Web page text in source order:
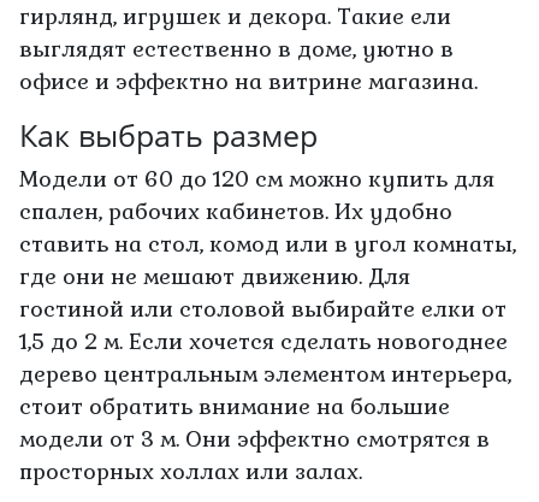
гирлянд, игрушек и декора. Такие ели
выглядят естественно в доме, уютно в
офисе и эффектно на витрине магазина.
Как выбрать размер
Модели от 60 до 120 см можно купить для
спален, рабочих кабинетов. Их удобно
ставить на стол, комод или в угол комнаты,
где они не мешают движению. Для
гостиной или столовой выбирайте елки от
1,5 до 2 м. Если хочется сделать новогоднее
дерево центральным элементом интерьера,
стоит обратить внимание на большие
модели от 3 м. Они эффектно смотрятся в
просторных холлах или залах.